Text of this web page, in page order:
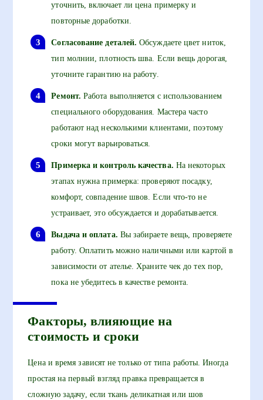
уточнить, включает ли цена примерку и
повторные доработки.
Согласование деталей. Обсуждаете цвет ниток,
тип молнии, плотность шва. Если вещь дорогая,
уточните гарантию на работу.
Ремонт. Работа выполняется с использованием
специального оборудования. Мастера часто
работают над несколькими клиентами, поэтому
сроки могут варьироваться.
Примерка и контроль качества. На некоторых
этапах нужна примерка: проверяют посадку,
комфорт, совпадение швов. Если что-то не
устраивает, это обсуждается и дорабатывается.
Выдача и оплата. Вы забираете вещь, проверяете
работу. Оплатить можно наличными или картой в
зависимости от ателье. Храните чек до тех пор,
пока не убедитесь в качестве ремонта.
Факторы, влияющие на
стоимость и сроки
Цена и время зависят не только от типа работы. Иногда
простая на первый взгляд правка превращается в
сложную задачу, если ткань деликатная или шов